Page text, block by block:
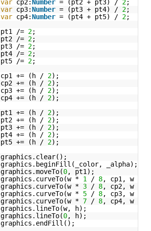
var cp2:Number = (pt2 + pt3) / 2;
var cp3:Number = (pt3 + pt4) / 2;
var cp4:Number = (pt4 + pt5) / 2;
pt1 /= 2;
pt2 /= 2;
pt3 /= 2;
pt4 /= 2;
pt5 /= 2;
cp1 += (h / 2);
cp2 += (h / 2);
cp3 += (h / 2);
cp4 += (h / 2);
pt1 += (h / 2);
pt2 += (h / 2);
pt3 += (h / 2);
pt4 += (h / 2);
pt5 += (h / 2);
graphics.clear();
graphics.beginFill(_color, _alpha);
graphics.moveTo(0, pt1);
graphics.curveTo(w * 1 / 8, cp1, w *
graphics.curveTo(w * 3 / 8, cp2, w *
graphics.curveTo(w * 5 / 8, cp3, w *
graphics.curveTo(w * 7 / 8, cp4, w *
graphics.lineTo(w, h);
graphics.lineTo(0, h);
graphics.endFill();